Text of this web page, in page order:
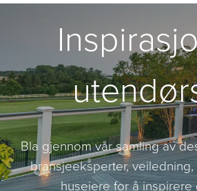
Bla gjennom vår samling av
bransjeeksperter,
huseiere for å inspirere